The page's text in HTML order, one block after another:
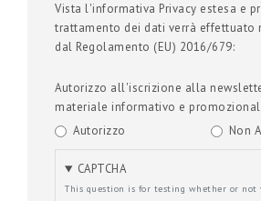
Vista l'informativa Privacy estesa e
trattamento dei dati verrà effettuato
dal Regolamento (EU) 2016/679:
Autorizzo all'iscrizione alla
materiale informativo e
Autorizzo
Non
CAPTCHA
This question is for testing whether or not